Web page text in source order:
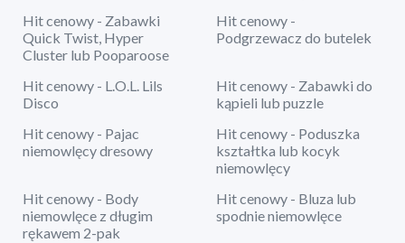
Hit cenowy - Zabawki
Quick Twist, Hyper
Cluster lub Pooparoose
Hit cenowy -
Podgrzewacz do butelek
Hit cenowy - L.O.L. Lils
Disco
Hit cenowy - Zabawki do
kąpieli lub puzzle
Hit cenowy - Pajac
niemowlęcy dresowy
Hit cenowy - Poduszka
kształtka lub kocyk
niemowlęcy
Hit cenowy - Body
niemowlęce z długim
rękawem 2-pak
Hit cenowy - Bluza lub
spodnie niemowlęce